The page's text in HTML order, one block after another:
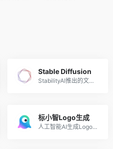
Stable Diffusion
StabilityAI推出的文本到图像生成AI
标小智Logo生成
人工智能AI生成Logo设计工具